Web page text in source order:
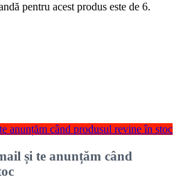
pentru acest produs este de 6.
anunțăm când produsul revine în stoc
și te anunțăm când